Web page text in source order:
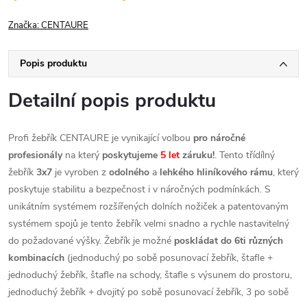
Značka:CENTAURE
Popis produktu
Detailní popis produktu
Profi žebřík CENTAURE je vynikající volbou pro náročné
profesionály na který poskytujeme 5 let záruku!. Tento třídílný
žebřík 3x7 je vyroben z odolného a lehkého hliníkového rámu, který
poskytuje stabilitu a bezpečnost i v náročných podmínkách. S
unikátním systémem rozšířených dolních nožiček a patentovaným
systémem spojů je tento žebřík velmi snadno a rychle nastavitelný
do požadované výšky. Žebřík je možné poskládat do 6ti různých
kombinacích (jednoduchý po sobě posunovací žebřík, štafle +
jednoduchý žebřík, štafle na schody, štafle s výsunem do prostoru,
jednoduchý žebřík + dvojitý po sobě posunovací žebřík, 3 po sobě